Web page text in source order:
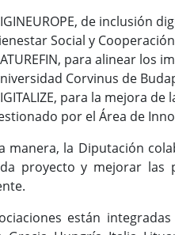
de inclusión
Social y
para alinear los
Corvinus de
para la mejora
por el Área de
manera, la Diputación
proyecto y mejorar las
están